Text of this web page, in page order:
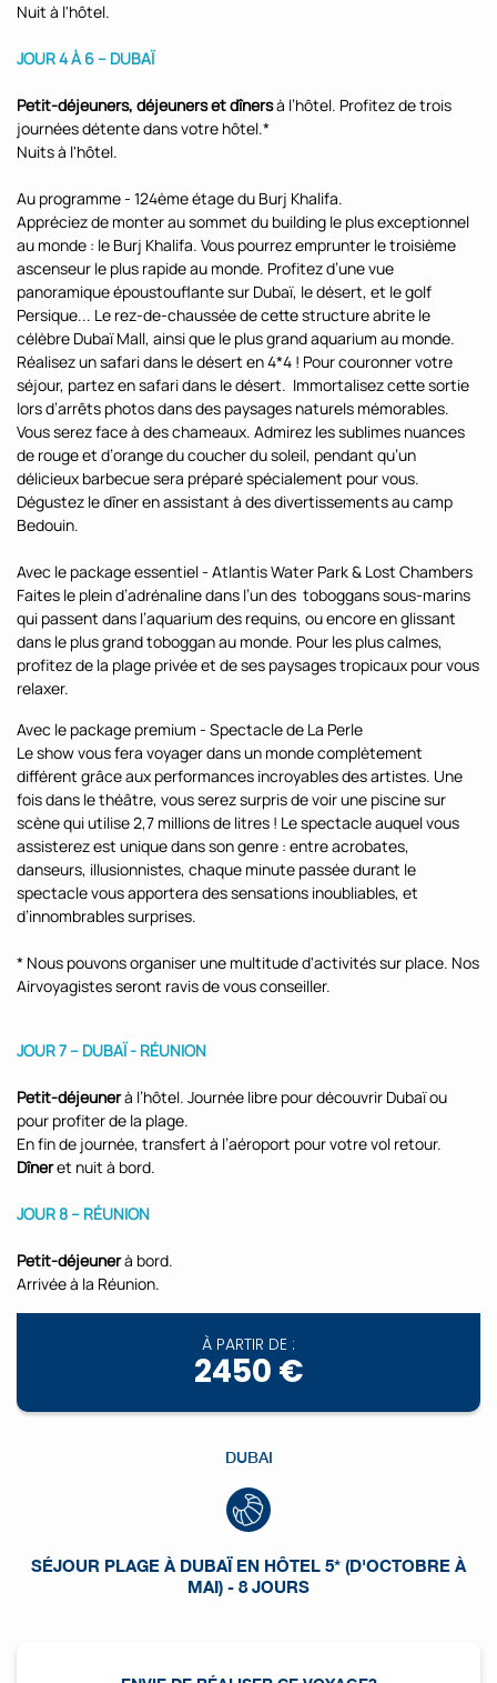
Nuit à l'hôtel.
JOUR 4 À 6 – DUBAÏ
Petit-déjeuners, déjeuners et dînersà l’hôtel. Profitez de trois
journées détente dans votre hôtel.*
Nuits à l'hôtel.
Au programme - 124ème étage du Burj Khalifa.
Appréciez de monter au sommet du building le plus exceptionnel
au monde : le Burj Khalifa. Vous pourrez emprunter le troisième
ascenseur le plus rapide au monde. Profitez d’une vue
panoramique époustouflante sur Dubaï, le désert, et le golf
Persique... Le rez-de-chaussée de cette structure abrite le
célèbre Dubaï Mall, ainsi que le plus grand aquarium au monde.
Réalisez un safari dans le désert en 4*4 ! Pour couronner votre
séjour, partez en safari dans le désert. Immortalisez cette sortie
lors d’arrêts photos dans des paysages naturels mémorables.
Vous serez face à des chameaux. Admirez les sublimes nuances
de rouge et d’orange du coucher du soleil, pendant qu’un
délicieux barbecue sera préparé spécialement pour vous.
Dégustez le dîner en assistant à des divertissements au camp
Bedouin.
Avec le package essentiel - Atlantis Water Park & Lost Chambers
Faites le plein d’adrénaline dans l’un des toboggans sous-marins
qui passent dans l’aquarium des requins, ou encore en glissant
dans le plus grand toboggan au monde. Pour les plus calmes,
profitez de la plage privée et de ses paysages tropicaux pour vous
relaxer.
Avec le package premium - Spectacle de La Perle
Le show vous fera voyager dans un monde complètement
différent grâce aux performances incroyables des artistes. Une
fois dans le théâtre, vous serez surpris de voir une piscine sur
scène qui utilise 2,7 millions de litres ! Le spectacle auquel vous
assisterez est unique dans son genre : entre acrobates,
danseurs, illusionnistes, chaque minute passée durant le
spectacle vous apportera des sensations inoubliables, et
d’innombrables surprises.
* Nous pouvons organiser une multitude d'activités sur place. Nos
Airvoyagistes seront ravis de vous conseiller.
JOUR 7 – DUBAÏ - RÉUNION
Petit-déjeunerà l’hôtel. Journée libre pour découvrir Dubaï ou
pour profiter de la plage.
En fin de journée, transfert à l’aéroport pour votre vol retour.
Dîneret nuit à bord.
JOUR 8 – RÉUNION
Petit-déjeunerà bord.
Arrivée à la Réunion.
À PARTIR DE :
2450 €
DUBAI
SÉJOUR PLAGE À DUBAÏ EN HÔTEL 5* (D'OCTOBRE À
MAI) - 8 JOURS